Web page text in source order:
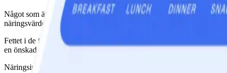
Något som är gemensamt för de flesta växtbaserade drycker är att
näringsvärde jämfört med det livsmedel det är avsett att vara ett
Fettet i de flesta växtbaserade drycker är omättat då det är
en önskad konsistens och smak. Komjölk är utan tillsatser och
Näringsinnehåll för de drycker som nämns i artikeln